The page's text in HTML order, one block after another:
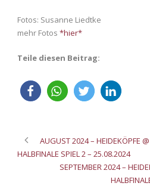
Fotos: Susanne Liedtke
mehr Fotos *hier*
Teile diesen Beitrag:
AUGUST 2024 – HEIDEKÖPFE
HALBFINALE SPIEL 2 – 25.08.2024
SEPTEMBER 2024 –